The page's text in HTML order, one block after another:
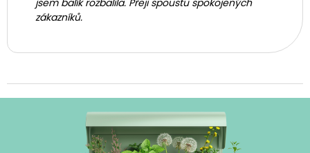
jsem balík rozbalila. Přeji spoustu spokojených
zákazníků.